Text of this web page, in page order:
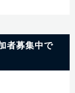
者募集中で